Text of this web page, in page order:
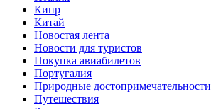
Кипр
Китай
Новостая лента
Новости для туристов
Покупка авиабилетов
Португалия
Природные достопримечательности
Путешествия